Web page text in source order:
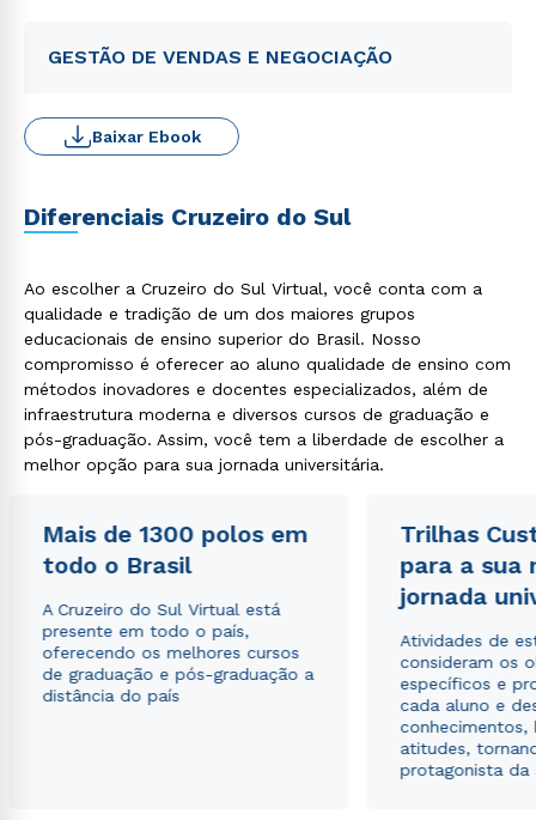
GESTÃO DE VENDAS E NEGOCIAÇÃO
Baixar Ebook
Diferenciais Cruzeiro do Sul
Ao escolher a Cruzeiro do Sul Virtual, você conta com a
qualidade e tradição de um dos maiores grupos
educacionais de ensino superior do Brasil. Nosso
compromisso é oferecer ao aluno qualidade de ensino com
métodos inovadores e docentes especializados, além de
infraestrutura moderna e diversos cursos de graduação e
pós-graduação. Assim, você tem a liberdade de escolher a
melhor opção para sua jornada universitária.
Mais de 1300 polos em
todo o Brasil
A Cruzeiro do Sul Virtual está
presente em todo o país,
oferecendo os melhores cursos
de graduação e pós-graduação a
distância do país
Trilhas
para a sua
jornada
Atividades de
consideram os
específicos e
cada aluno e
conhecimentos,
atitudes,
protagonista da